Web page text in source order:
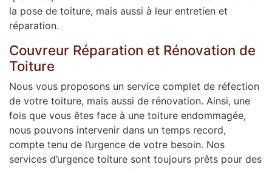
la pose de toiture, mais aussi à leur entretien et
réparation.
Couvreur Réparation et Rénovation de
Toiture
Nous vous proposons un service complet de réfection
de votre toiture, mais aussi de rénovation. Ainsi, une
fois que vous êtes face à une toiture endommagée,
nous pouvons intervenir dans un temps record,
compte tenu de l’urgence de votre besoin. Nos
services d’urgence toiture sont toujours prêts pour des